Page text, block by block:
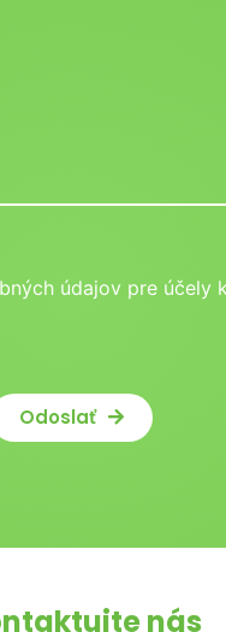
údajov pre
Odoslať
nás